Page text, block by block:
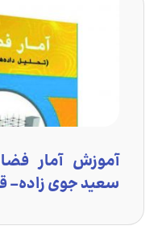
آموزش آمار
سعید جوی زاده-